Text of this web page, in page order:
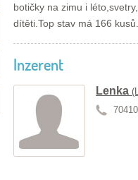
botičky na zimu i
dítěti.Top stav má 166
Inzerent
Lenka